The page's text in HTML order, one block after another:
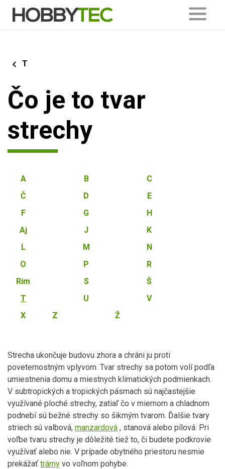
T
Čo je to tvar
strechy
A B
C
Č
D
E
F
G
H
Aj
J
K
L
M
N
O
P
R
Rim
S
Š
T
U
V
X
Z Ž
Strecha ukončuje budovu zhora a chráni ju proti
poveternostným vplyvom. Tvar strechy sa potom volí podľa
umiestnenia domu a miestnych klimatických podmienkach.
V subtropických a tropických pásmach sú najčastejšie
využívané ploché strechy, zatiaľ čo v miernom a chladnom
podnebí sú bežné strechy so šikmým tvarom. Ďalšie tvary
striech sú valbová, manzardová , stanová alebo pílová. Pri
voľbe tvaru strechy je dôležité tiež to, či budete podkrovie
využívať alebo nie. V prípade obytného priestoru nesmie
prekážať trámy vo voľnom pohybe.